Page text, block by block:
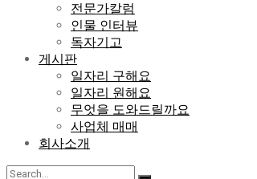
전문가칼럼
인물 인터뷰
독자기고
게시판
일자리 구해요
일자리 원해요
무엇을 도와드릴까요
사업체 매매
회사소개